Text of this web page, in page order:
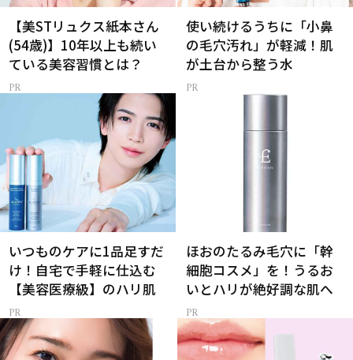
【美STリュクス紙本さん
(54歳)】10年以上も続い
ている美容習慣とは？
使い続けるうちに「小鼻
の毛穴汚れ」が軽減！肌
が土台から整う水
いつものケアに1品足すだ
け！自宅で手軽に仕込む
【美容医療級】のハリ肌
ほおのたるみ毛穴に「幹
細胞コスメ」を！うるお
いとハリが絶好調な肌へ